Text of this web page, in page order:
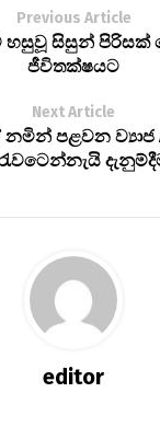
Previous Article
හසුවූ සිසුන් පිරිසක්
ජීවිතක්ෂයට
Next Article
පළවන ව්‍යාජ
editor